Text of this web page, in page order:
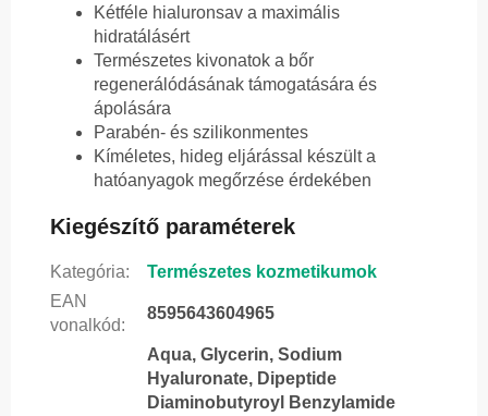
Kétféle hialuronsav a maximális
hidratálásért
Természetes kivonatok a bőr
regenerálódásának támogatására és
ápolására
Parabén- és szilikonmentes
Kíméletes, hideg eljárással készült a
hatóanyagok megőrzése érdekében
Kiegészítő paraméterek
Kategória:
Természetes kozmetikumok
EAN
vonalkód:
8595643604965
Aqua, Glycerin, Sodium
Hyaluronate, Dipeptide
Diaminobutyroyl Benzylamide